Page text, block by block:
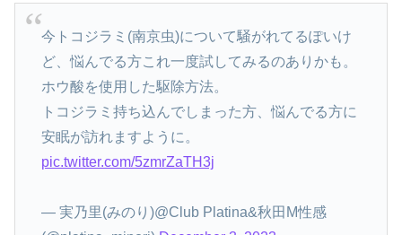
今トコジラミ(南京虫)について騒がれてるぽいけ
ど、悩んでる方これ一度試してみるのありかも。
ホウ酸を使用した駆除方法。
トコジラミ持ち込んでしまった方、悩んでる方に
安眠が訪れますように。
pic.twitter.com/5zmrZaTH3j
— 実乃里(みのり)@Club Platina&秋田M性感